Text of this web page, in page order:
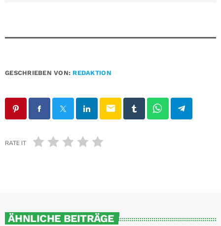
GESCHRIEBEN VON: REDAKTION
email
RATE IT
ÄHNLICHE BEITRÄGE